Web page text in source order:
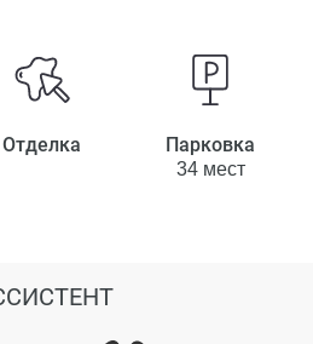
Отделка Парковка
34 мест